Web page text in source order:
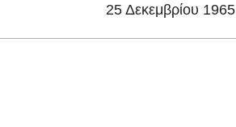
25 Δεκεμβρίου 1965